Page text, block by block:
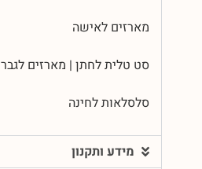
מארזים לאישה
סט טלית לחתן | מארזים לגבר
סלסלאות לחינה
מידע ותקנון